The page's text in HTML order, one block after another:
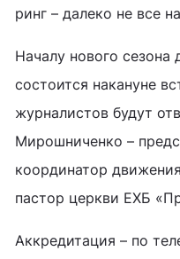
ринг – далеко не все
Началу нового
состоится накануне
журналистов будут
Мирошниченко –
координатор
пастор церкви ЕХБ
Аккредитация – по